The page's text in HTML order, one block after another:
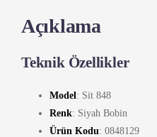
Açıklama
Teknik Özellikler
Model: Sit 848
Renk: Siyah Bobin
Ürün Kodu: 0848129